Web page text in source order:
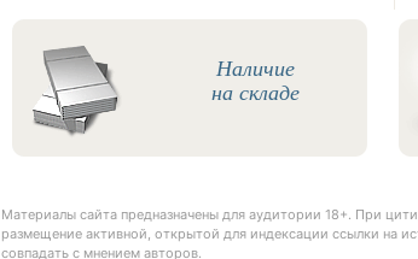
Наличие
на складе
Материалы сайта предназначены для аудитории 18+. При
размещение активной, открытой для индексации ссылки на
совпадать с мнением авторов.